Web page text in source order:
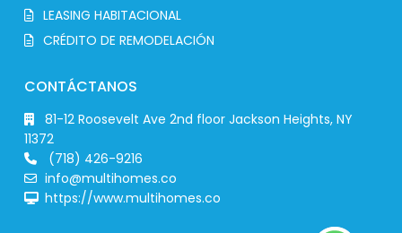
LEASING HABITACIONAL
CRÉDITO DE REMODELACIÓN
CONTÁCTANOS
81-12 Roosevelt Ave 2nd floor Jackson Heights, NY
11372
(718) 426-9216
info@multihomes.co
https://www.multihomes.co